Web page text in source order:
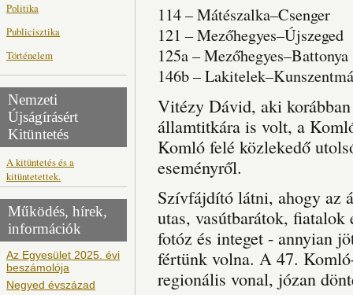
Politika
Publicisztika
Történelem
Nemzeti
Újságírásért
Kitüntetés
A kitüntetés és a
kitüntetettek.
Működés, hírek,
információk
Az Egyesület 2025. évi
beszámolója
Negyed évszázad
114 – Mátészalka–Csenger
121 – Mezőhegyes–Újszeged
125a – Mezőhegyes–Battonya
146b –
Vitézy Dávid, aki
államtitkára is volt, a
Komló felé közlekedő
eseményről.
Szívfájdító látni, ahogy az
utas, vasútbarátok, fiatalok
fotóz és integet - annyian
fértünk volna. A 47.
regionális vonal, józan